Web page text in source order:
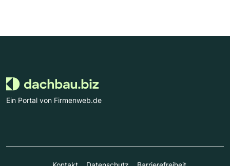
Ein Portal von Firmenweb.de